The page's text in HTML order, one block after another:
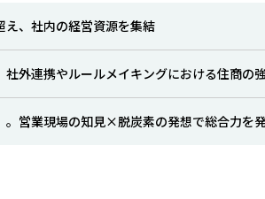
え、社内の経営資源を集結
社外連携やルールメイキングにおける住商の
。営業現場の知見×脱炭素の発想で総合力を